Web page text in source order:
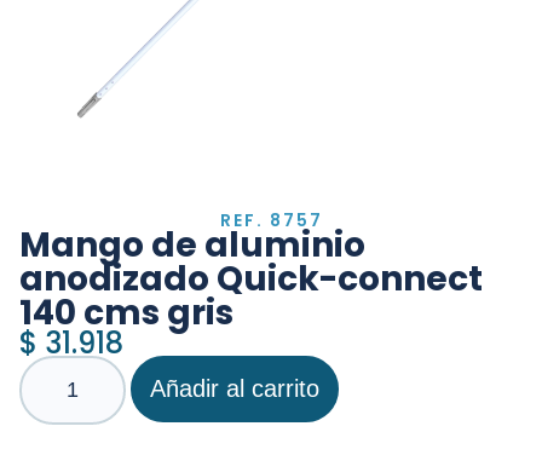
REF. 8757
Mango de aluminio
anodizado Quick-connect
140 cms gris
$ 31.918
Añadir al carrito